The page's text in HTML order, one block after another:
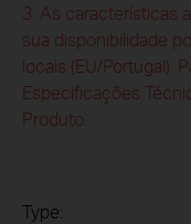
3. As características
sua disponibilidade
locais (EU/Portugal).
Especificações
Produto.
Type: